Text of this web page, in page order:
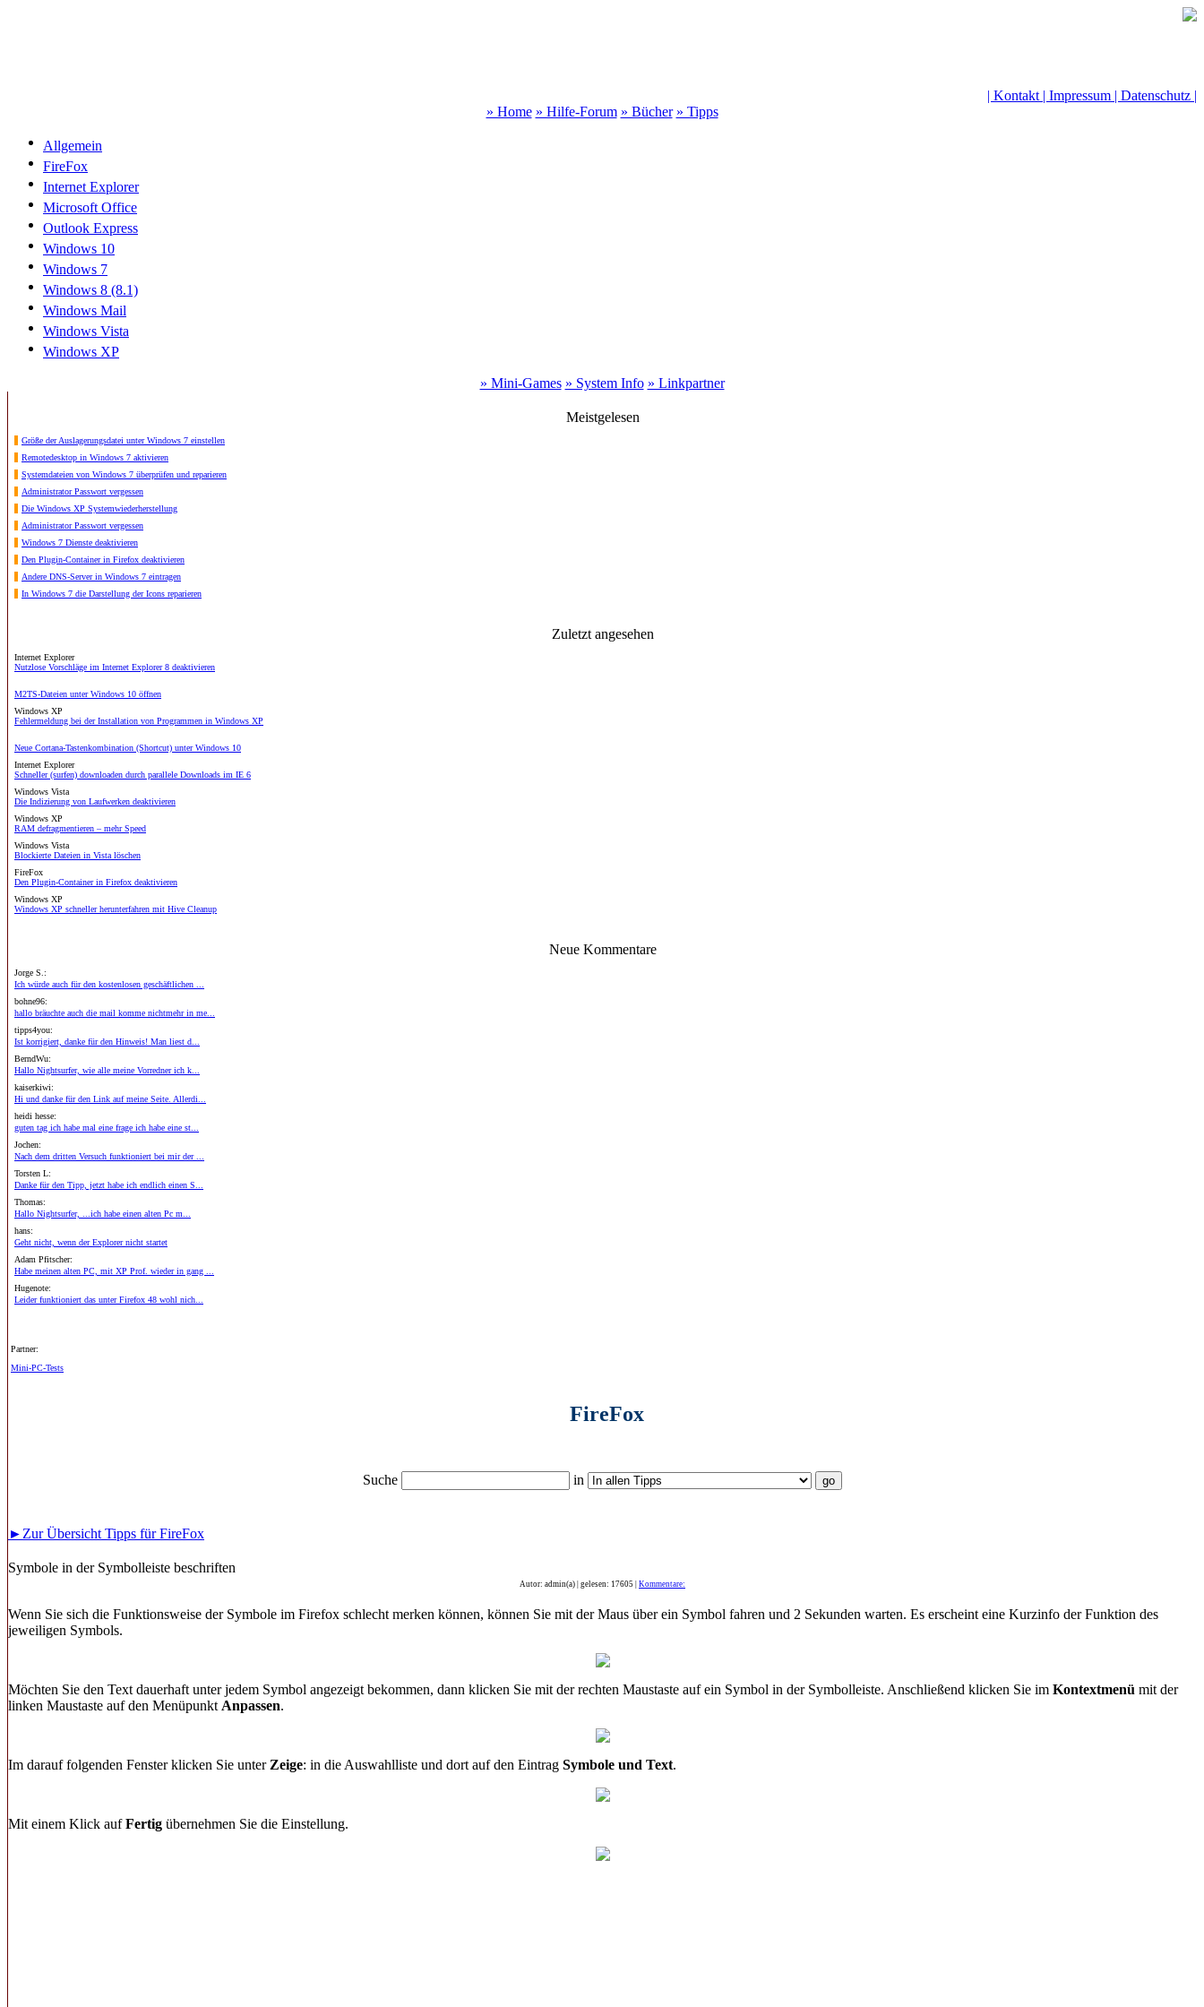
| Kontakt | Impressum | Datenschutz |
» Home » Hilfe-Forum » Bücher » Tipps
Allgemein
FireFox
Internet Explorer
Microsoft Office
Outlook Express
Windows 10
Windows 7
Windows 8 (8.1)
Windows Mail
Windows Vista
Windows XP
» Mini-Games » System Info » Linkpartner
Meistgelesen
Größe der Auslagerungsdatei unter Windows 7 einstellen
Remotedesktop in Windows 7 aktivieren
Systemdateien von Windows 7 überprüfen und reparieren
Administrator Passwort vergessen
Die Windows XP Systemwiederherstellung
Administrator Passwort vergessen
Windows 7 Dienste deaktivieren
Den Plugin-Container in Firefox deaktivieren
Andere DNS-Server in Windows 7 eintragen
In Windows 7 die Darstellung der Icons reparieren
Zuletzt angesehen
Internet Explorer
Nutzlose Vorschläge im Internet Explorer 8 deaktivieren
M2TS-Dateien unter Windows 10 öffnen
Windows XP
Fehlermeldung bei der Installation von Programmen in Windows XP
Neue Cortana-Tastenkombination (Shortcut) unter Windows 10
Internet Explorer
Schneller (surfen) downloaden durch parallele Downloads im IE 6
Windows Vista
Die Indizierung von Laufwerken deaktivieren
Windows XP
RAM defragmentieren – mehr Speed
Windows Vista
Blockierte Dateien in Vista löschen
FireFox
Den Plugin-Container in Firefox deaktivieren
Windows XP
Windows XP schneller herunterfahren mit Hive Cleanup
Neue Kommentare
Jorge S.:
Ich würde auch für den kostenlosen geschäftlichen ...
bohne96:
hallo bräuchte auch die mail komme nichtmehr in me...
tipps4you:
Ist korrigiert, danke für den Hinweis! Man liest d...
BerndWu:
Hallo Nightsurfer, wie alle meine Vorredner ich k...
kaiserkiwi:
Hi und danke für den Link auf meine Seite. Allerdi...
heidi hesse:
guten tag ich habe mal eine frage ich habe eine st...
Jochen:
Nach dem dritten Versuch funktioniert bei mir der ...
Torsten L:
Danke für den Tipp, jetzt habe ich endlich einen S...
Thomas:
Hallo Nightsurfer, ...ich habe einen alten Pc m...
hans:
Geht nicht, wenn der Explorer nicht startet
Adam Pfitscher:
Habe meinen alten PC, mit XP Prof. wieder in gang ...
Hugenote:
Leider funktioniert das unter Firefox 48 wohl nich...
Partner:
Mini-PC-Tests
FireFox
Suche in
►Zur Übersicht Tipps für FireFox
Symbole in der Symbolleiste beschriften
Autor: admin(a) | gelesen: 17605 | Kommentare:
Wenn Sie sich die Funktionsweise der Symbole im Firefox schlecht merken können, können Sie mit der Maus über ein Symbol fahren und 2 Sekunden warten. Es erscheint eine Kurzinfo der Funktion des
jeweiligen Symbols.
Möchten Sie den Text dauerhaft unter jedem Symbol angezeigt bekommen, dann klicken Sie mit der rechten Maustaste auf ein Symbol in der Symbolleiste. Anschließend klicken Sie im Kontextmenü mit der
linken Maustaste auf den Menüpunkt Anpassen.
Im darauf folgenden Fenster klicken Sie unter Zeige: in die Auswahlliste und dort auf den Eintrag Symbole und Text.
Mit einem Klick aufFertig übernehmen Sie die Einstellung.